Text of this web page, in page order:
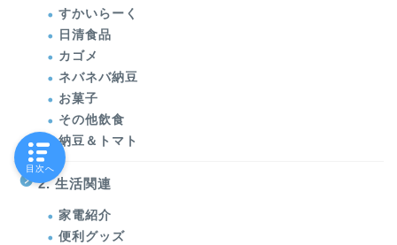
すかいらーく
日清食品
カゴメ
ネバネバ納豆
お菓子
その他飲食
納豆＆トマト
2. 生活関連
家電紹介
便利グッズ
目次へ